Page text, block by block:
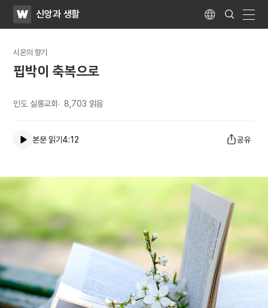
WATV신앙과 생활 Language
Search
Submit
시온의 향기
핍박이 축복으로
인도 실롱교회 8,703 읽음
본문 읽기4:12 공유